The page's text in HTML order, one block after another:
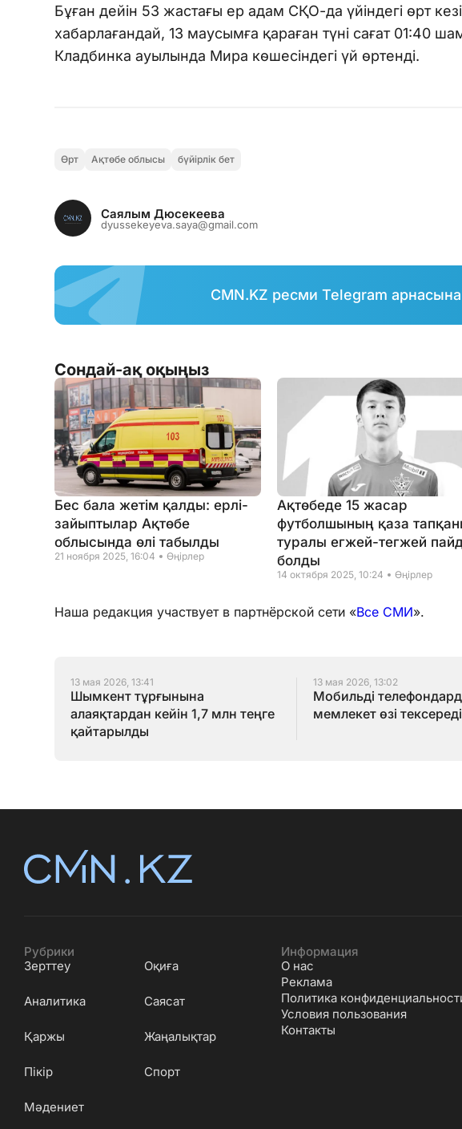
Бұған дейін 53 жастағы ер адам СҚО-да үйіндегі өрт
хабарлағандай, 13 маусымға қараған түні сағат 01:40
Кладбинка ауылында Мира көшесіндегі үй өртенді.
Өрт Ақтөбе облысы бүйірлік бет
Саялым Дюсекеева
dyussekeyeva.saya@gmail.com
CMN.KZ ресми Telegram
Сондай-ақ оқыңыз
Бес бала жетім қалды: ерлі-
зайыптылар Ақтөбе
облысында өлі табылды
21 ноября 2025, 16:04 Өңірлер
Ақтөбеде 15 жасар
футболшының қаза
туралы егжей-тегжей
болды
14 октября 2025, 10:24 Өңірлер
Наша редакция участвует в партнёрской сети «Все СМИ».
13 мая 2026, 13:41
Шымкент тұрғынына
алаяқтардан кейін 1,7 млн теңге
қайтарылды
13 мая 2026, 13:02
Мобильді
мемлекет өзі тексереді
Рубрики
Зерттеу
Оқиға
Аналитика Саясат
Қаржы Жаңалықтар
Пікір Спорт
Мәдениет
Информация
О нас
Реклама
Политика
Условия пользования
Контакты